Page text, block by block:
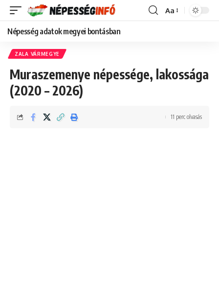
Font
Aa
Népesség adatok megyei bontásban
ZALA VÁRMEGYE
Muraszemenye népessége, lakossága
(2020 – 2026)
11 perc olvasás